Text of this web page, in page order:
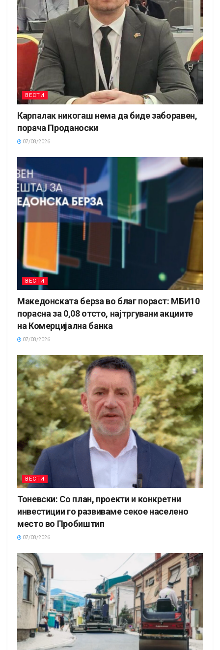
ВЕСТИ
Карпалак никогаш нема да биде заборавен,
порача Проданоски
07/08/2026
ВЕСТИ
Македонската берза во благ пораст: МБИ10
порасна за 0,08 отсто, најтргувани акциите
на Комерцијална банка
07/08/2026
ВЕСТИ
Тоневски: Со план, проекти и конкретни
инвестиции го развиваме секое населено
место во Пробиштип
07/08/2026